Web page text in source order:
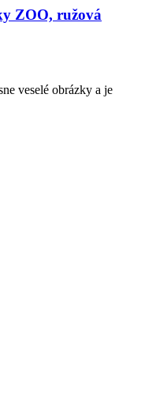
ZOO, ružová
veselé obrázky a je